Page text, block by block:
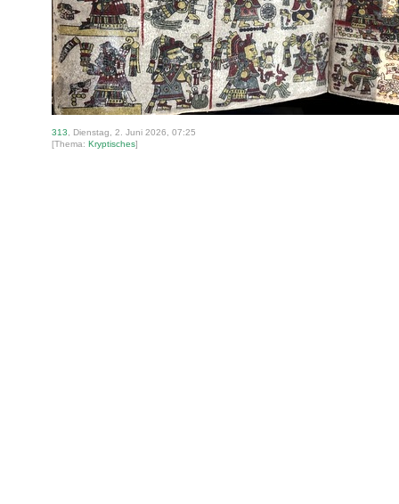
313 , Dienstag, 2. Juni 2026, 07:25
[Thema: Kryptisches]